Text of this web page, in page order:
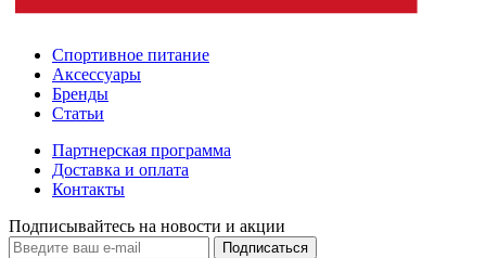
Спортивное питание
Аксессуары
Бренды
Статьи
Партнерская программа
Доставка и оплата
Контакты
Подписывайтесь на новости и акции
Подписаться